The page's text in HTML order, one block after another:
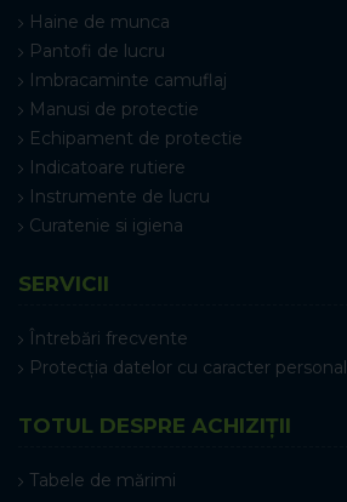
Haine de munca
Pantofi de lucru
Imbracaminte camuflaj
Manusi de protectie
Echipament de protectie
Indicatoare rutiere
Instrumente de lucru
Curatenie si igiena
SERVICII
Întrebări frecvente
Protecția datelor cu caracter personal
TOTUL DESPRE ACHIZIȚII
Tabele de mărimi